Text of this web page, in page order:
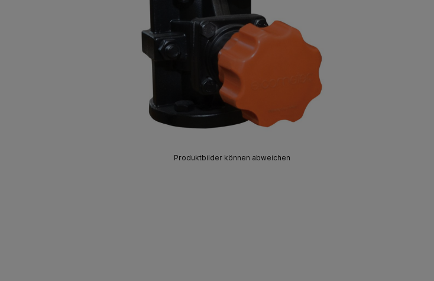
Produktbilder können abweichen